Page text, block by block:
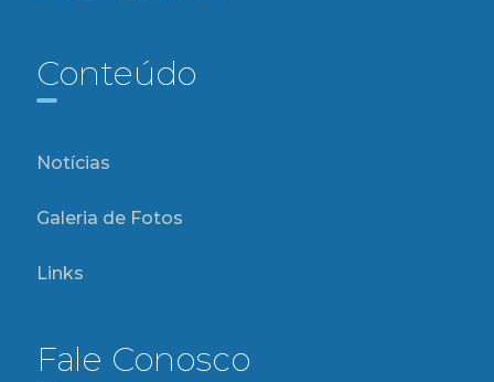
Conteúdo
Notícias
Galeria de Fotos
Links
Fale Conosco